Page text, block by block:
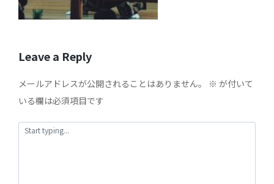
Leave a Reply
メールアドレスが公開されることはありません。 ※ が付いて
いる欄は必須項目です